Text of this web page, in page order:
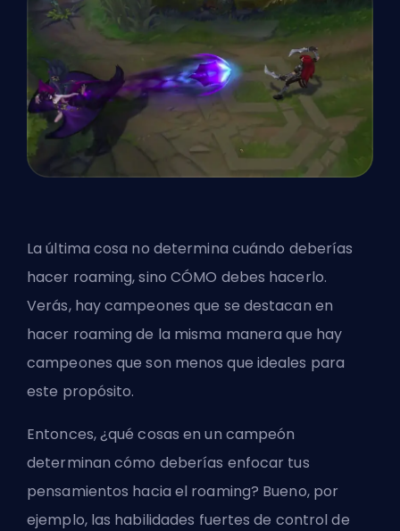
La última cosa no determina cuándo deberías
hacer roaming, sino CÓMO debes hacerlo.
Verás, hay campeones que se destacan en
hacer roaming de la misma manera que hay
campeones que son menos que ideales para
este propósito.
Entonces, ¿qué cosas en un campeón
determinan cómo deberías enfocar tus
pensamientos hacia el roaming? Bueno, por
ejemplo, las habilidades fuertes de control de